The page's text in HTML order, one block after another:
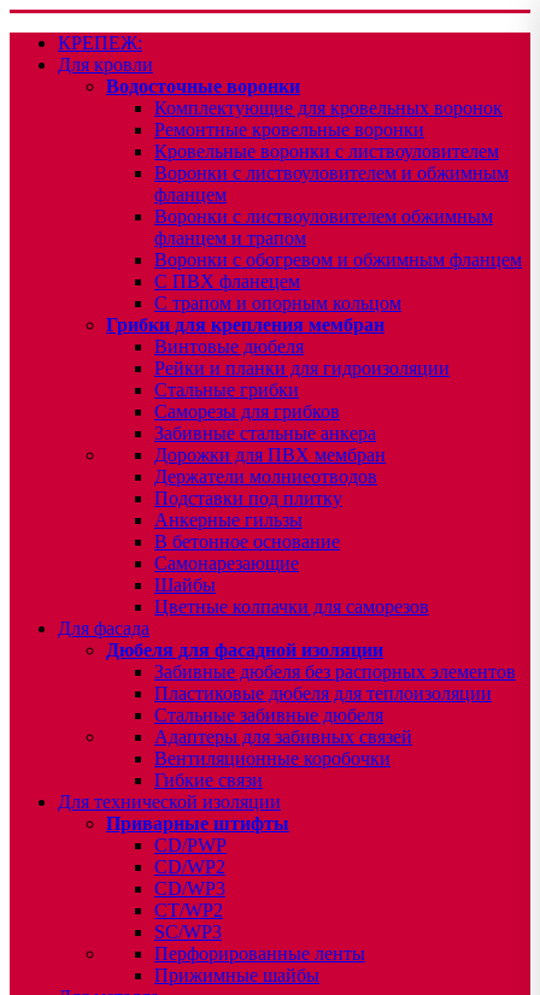
КРЕПЕЖ:
Для кровли
Водосточные воронки
Комплектующие для кровельных воронок
Ремонтные кровельные воронки
Кровельные воронки с листвоуловителем
Воронки с листвоуловителем и обжимным
фланцем
Воронки с листвоуловителем обжимным
фланцем и трапом
Воронки с обогревом и обжимным фланцем
С ПВХ фланецем
С трапом и опорным кольцом
Грибки для крепления мембран
Винтовые дюбеля
Рейки и планки для гидроизоляции
Стальные грибки
Саморезы для грибков
Забивные стальные анкера
Дорожки для ПВХ мембран
Держатели молниеотводов
Подставки под плитку
Анкерные гильзы
В бетонное основание
Самонарезающие
Шайбы
Цветные колпачки для саморезов
Для фасада
Дюбеля для фасадной изоляции
Забивные дюбеля без распорных элементов
Пластиковые дюбеля для теплоизоляции
Стальные забивные дюбеля
Адаптеры для забивных связей
Вентиляционные коробочки
Гибкие связи
Для технической изоляции
Приварные штифты
CD/PWP
CD/WP2
CD/WP3
CT/WP2
SC/WP3
Перфорированные ленты
Прижимные шайбы